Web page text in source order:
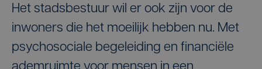
Het stadsbestuur wil er ook zijn voor de
inwoners die het moeilijk hebben nu. Met
psychosociale begeleiding en financiële